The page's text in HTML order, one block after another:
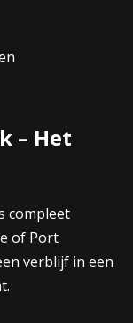
– Het
compleet
of Port
verblijf in een